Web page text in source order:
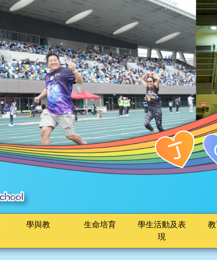
學與教 生命培育
學生活動及表
現